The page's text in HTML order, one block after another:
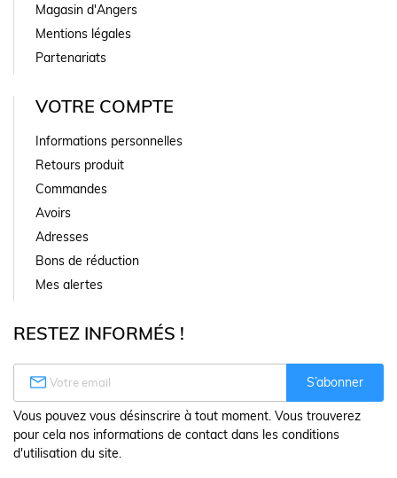
Magasin d'Angers
Mentions légales
Partenariats
VOTRE COMPTE
Informations personnelles
Retours produit
Commandes
Avoirs
Adresses
Bons de réduction
Mes alertes
RESTEZ INFORMÉS !
 S’abonner
Vous pouvez vous désinscrire à tout moment. Vous trouverez
pour cela nos informations de contact dans les conditions
d'utilisation du site.